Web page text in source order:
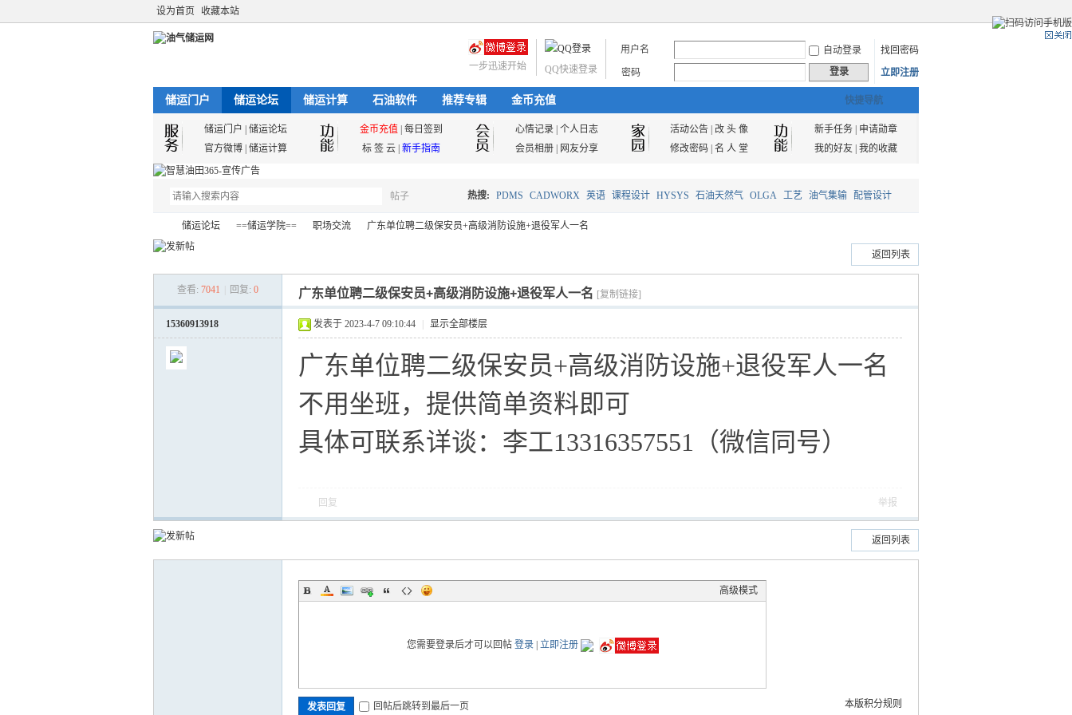
设为首页 收藏本站
用户名 自动登录
找回密码
密码
登录 立即注册
QQ快速登录
一步迅速开始
快捷导航
储运门户 储运论坛 储运计算 石油软件 推荐专辑 金币充值
储运门户 储运论坛 金币充值 每日签到 心情记录 个人日志 活动公告| 改 头 像 新手任务|
申请勋章
官方微博 储运计算 标 签 云 新手指南 会员相册 网友分享 修改密码| 名 人 堂 我的好友| 我的收藏
帖子
搜
索
热搜: PDMS CADWORX 英语 课程设计 HYSYS 石油天然气 OLGA 工艺 油气集输 配管设计
油气储运
储运论坛 ==储运学院==
›
职场交流
›
广东单位聘二级保安员+高级消防设施+退役军人一名
返回列表
查看: 7041 回复: 0 广东单位聘二级保安员+高级消防设施+退役军人一名 [复制链接]
15360913918 发表于 2023-4-7 09:10:44 显示全部楼层
广东单位聘二级保安员+高级消防设施+退役军人一名
不用坐班，提供简单资料即可
具体可联系详谈：李工13316357551（微信同号）
回复 举报
返回列表
高级模式
您需要登录后才可以回帖 登录| 立即注册
本版积分规则
发表回复 回帖后跳转到最后一页